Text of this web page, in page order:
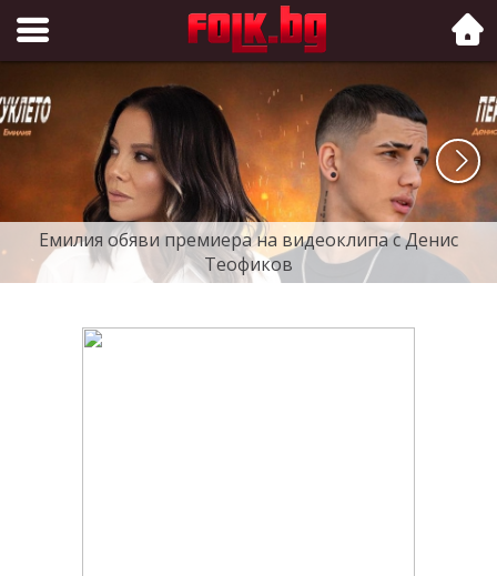
Folk.bg
Емилия обяви премиера на видеоклипа с Денис
Теофиков